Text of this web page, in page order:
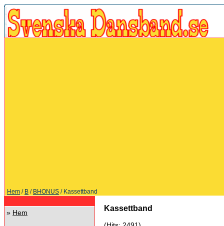
Hem / B / BHONUS / Kassettband
» Hem
Kassettband